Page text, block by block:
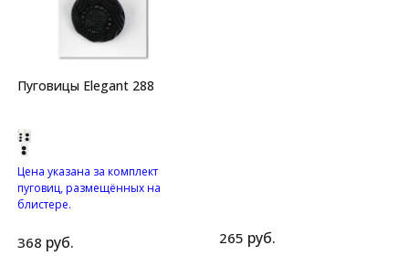
Пуговицы Elegant 288
Цена указана за комплект
пуговиц, размещённых на
блистере.
ножке.
368 руб. 265 руб.